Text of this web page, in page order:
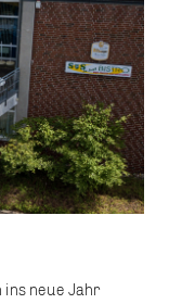
ins neue Jahr